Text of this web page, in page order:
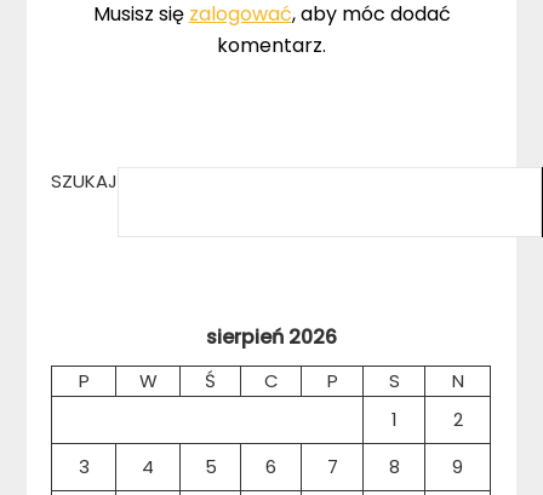
Musisz się zalogować, aby móc dodać
komentarz.
SZUKAJ
sierpień 2026
P W Ś C P S
N
1
2
3
4 5 6 7 8
9